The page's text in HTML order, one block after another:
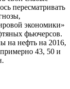
пересматривать
экономики»
фьючерсов.
на нефть на 2016,
примерно 43, 50 и